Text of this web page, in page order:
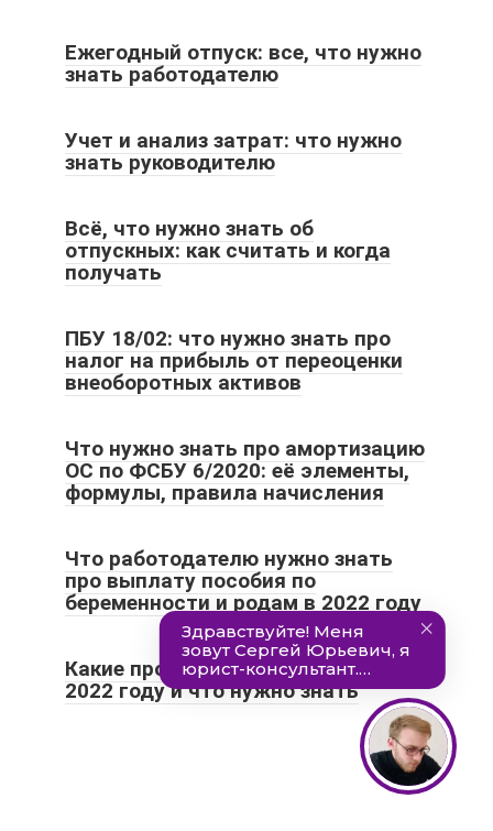
Ежегодный отпуск: все, что нужно
знать работодателю
Учет и анализ затрат: что нужно
знать руководителю
Всё, что нужно знать об
отпускных: как считать и когда
получать
ПБУ 18/02: что нужно знать про
налог на прибыль от переоценки
внеоборотных активов
Что нужно знать про амортизацию
ОС по ФСБУ 6/2020: её элементы,
формулы, правила начисления
Что работодателю нужно знать
про выплату пособия по
беременности и родам в 2022 году
Какие проверки могут быть у ИП в
2022 году и что нужно знать